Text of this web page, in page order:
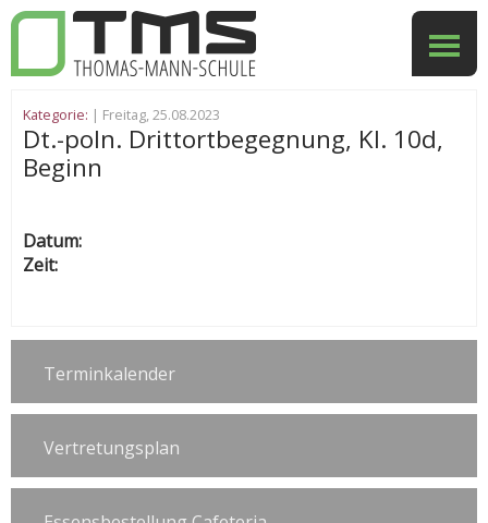
Kategorie: | Freitag, 25.08.2023
Dt.-poln. Drittortbegegnung, Kl. 10d,
Beginn
Datum:
Zeit:
Terminkalender
Vertretungsplan